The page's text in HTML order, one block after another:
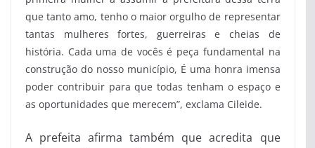
que tanto amo, tenho o maior orgulho de representar
tantas mulheres fortes, guerreiras e cheias de
história. Cada uma de vocês é peça fundamental na
construção do nosso município, É uma honra imensa
poder contribuir para que todas tenham o espaço e
as oportunidades que merecem”, exclama Cileide.
A prefeita afirma também que acredita que